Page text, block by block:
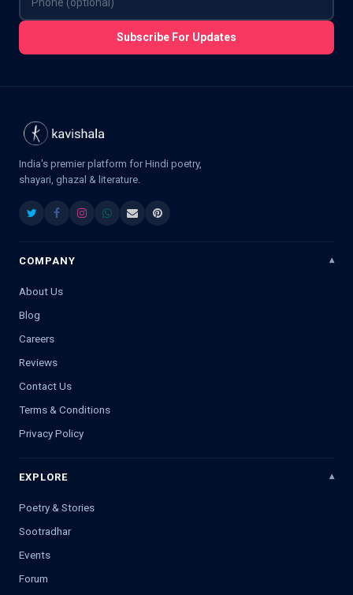
Subscribe For Updates
India's premier platform for Hindi poetry,
shayari, ghazal & literature.
COMPANY
About Us
Blog
Careers
Reviews
Contact Us
Terms & Conditions
Privacy Policy
EXPLORE
Poetry & Stories
Sootradhar
Events
Forum